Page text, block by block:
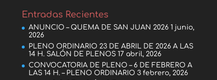
Entradas Recientes
ANUNCIO – QUEMA DE SAN JUAN 2026 1 junio,
2026
PLENO ORDINARIO 23 DE ABRIL DE 2026 A LAS
14 H. SALÓN DE PLENOS 17 abril, 2026
CONVOCATORIA DE PLENO – 6 DE FEBRERO A
LAS 14 H. – PLENO ORDINARIO 3 febrero, 2026